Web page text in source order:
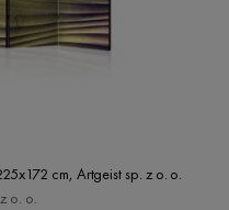
cm, Artgeist sp. z o. o.
o. o.